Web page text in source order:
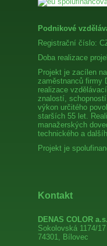
Podnikové
Registrační číslo:
Doba realizace
Projekt je zacílen
zaměstnanců firmy
realizace
znalostí,
výkon určitého
starších 55 let.
manažerských
technického a
Projekt je
Kontakt
DENAS COLOR a.s.
Sokolovská 1174/17
74301, Bílovec